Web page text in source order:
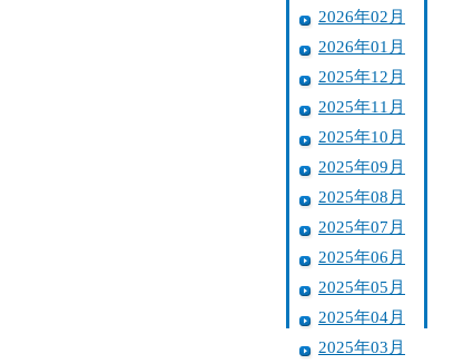
2026年02月
2026年01月
2025年12月
2025年11月
2025年10月
2025年09月
2025年08月
2025年07月
2025年06月
2025年05月
2025年04月
2025年03月